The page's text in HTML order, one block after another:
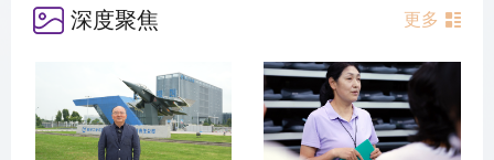
深度聚焦 更多